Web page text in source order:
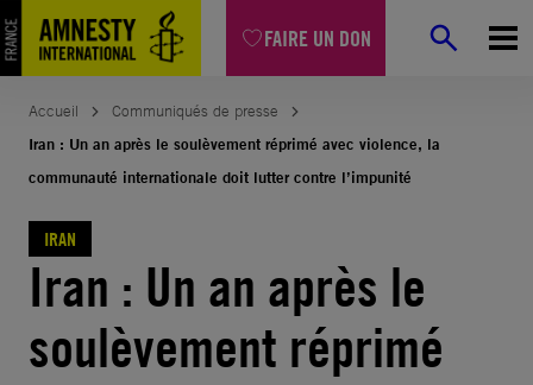
FAIRE UN DON
Aller
au
contenu
Accueil
Communiqués de presse
Iran : Un an après le soulèvement réprimé avec violence, la
communauté internationale doit lutter contre l’impunité
IRAN
Iran : Un an après le
soulèvement réprimé